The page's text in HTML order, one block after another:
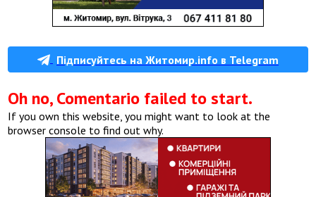
Підписуйтесь на Житомир.info в Telegram
Oh no, Comentario failed to start.
If you own this website, you might want to look at the
browser console to find out why.